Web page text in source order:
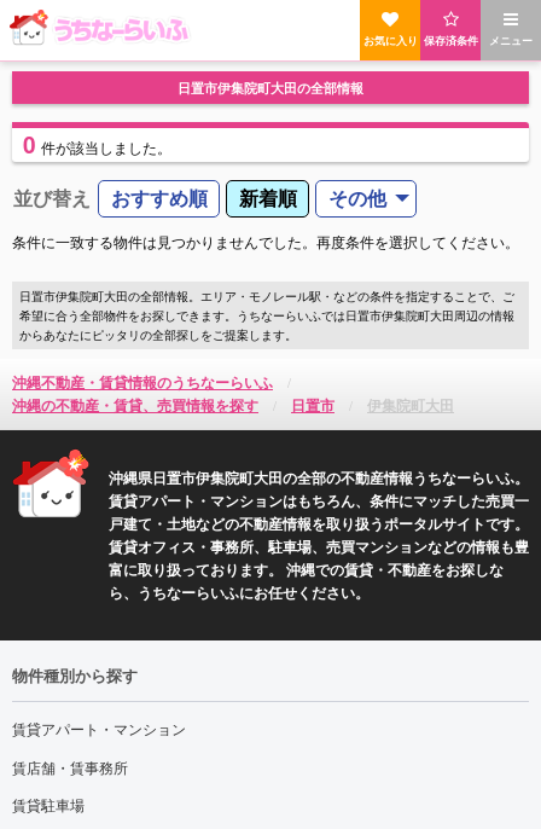
メニュー
保存済条件
お気に入り
日置市伊集院町大田の全部情報
0 件が該当しました。
並び替え おすすめ順 新着順 その他
条件に一致する物件は見つかりませんでした。再度条件を選択してください。
日置市伊集院町大田の全部情報。エリア・モノレール駅・などの条件を指定することで、ご
希望に合う全部物件をお探しできます。うちなーらいふでは日置市伊集院町大田周辺の情報
からあなたにピッタリの全部探しをご提案します。
沖縄不動産・賃貸情報のうちなーらいふ
沖縄の不動産・賃貸、売買情報を探す
日置市 伊集院町大田
沖縄県日置市伊集院町大田の全部の不動産情報うちなーらいふ。
賃貸アパート・マンションはもちろん、条件にマッチした売買一
戸建て・土地などの不動産情報を取り扱うポータルサイトです。
賃貸オフィス・事務所、駐車場、売買マンションなどの情報も豊
富に取り扱っております。 沖縄での賃貸・不動産をお探しな
ら、うちなーらいふにお任せください。
物件種別から探す
賃貸アパート・マンション
賃店舗・賃事務所
賃貸駐車場